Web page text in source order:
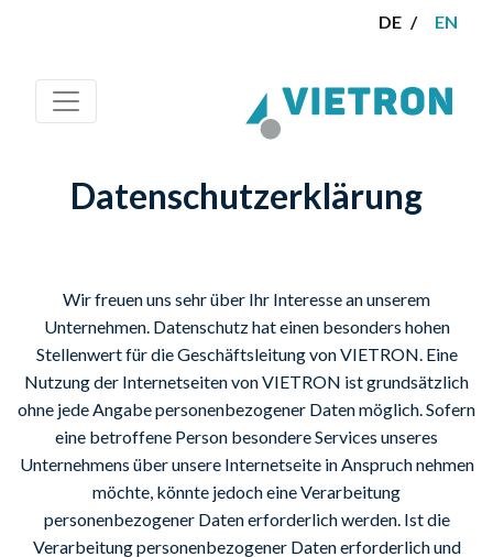
DE EN
Datenschutzerklärung
Wir freuen uns sehr über Ihr Interesse an unserem
Unternehmen. Datenschutz hat einen besonders hohen
Stellenwert für die Geschäftsleitung von VIETRON. Eine
Nutzung der Internetseiten von VIETRON ist grundsätzlich
ohne jede Angabe personenbezogener Daten möglich. Sofern
eine betroffene Person besondere Services unseres
Unternehmens über unsere Internetseite in Anspruch nehmen
möchte, könnte jedoch eine Verarbeitung
personenbezogener Daten erforderlich werden. Ist die
Verarbeitung personenbezogener Daten erforderlich und